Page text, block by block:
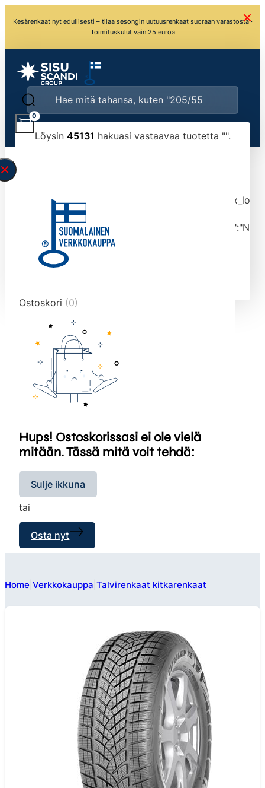
Kesärenkaat nyt edullisesti – tilaa sesongin uutuusrenkaat suoraan varastosta ·
Toimituskulut vain 25 euroa
Löysin 45131 hakuasi vastaavaa tuotetta "".
typed the search query correctly.<br>Currently
tmlmvi","meta_query":
data-original-query-vars="[]" data-page="1"
data-max-pages="4514" data-start="1" data-
end="10">
0
Ostoskori (0)
Hups! Ostoskorissasi ei ole vielä
mitään. Tässä mitä voit tehdä:
Sulje ikkuna
tai
Osta nyt
Home Verkkokauppa Talvirenkaat kitkarenkaat